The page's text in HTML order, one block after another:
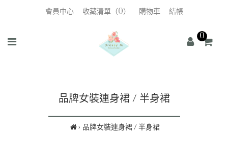
會員中心 收藏清單（0） 購物車 結帳
0
品牌女裝連身裙 / 半身裙
品牌女裝連身裙 / 半身裙